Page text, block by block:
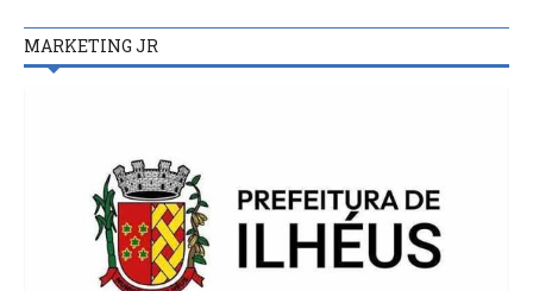
MARKETING JR